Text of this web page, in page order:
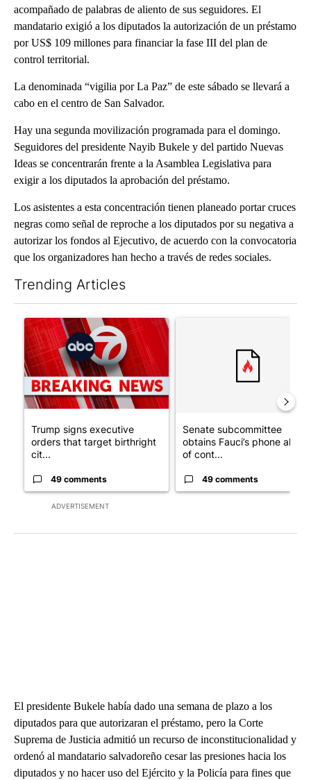
acompañado de palabras de aliento de sus seguidores. El
mandatario exigió a los diputados la autorización de un préstamo
por US$ 109 millones para financiar la fase III del plan de
control territorial.
La denominada “vigilia por La Paz” de este sábado se llevará a
cabo en el centro de San Salvador.
Hay una segunda movilización programada para el domingo.
Seguidores del presidente Nayib Bukele y del partido Nuevas
Ideas se concentrarán frente a la Asamblea Legislativa para
exigir a los diputados la aprobación del préstamo.
Los asistentes a esta concentración tienen planeado portar cruces
negras como señal de reproche a los diputados por su negativa a
autorizar los fondos al Ejecutivo, de acuerdo con la convocatoria
que los organizadores han hecho a través de redes sociales.
Trending Articles
ADVERTISEMENT
A trending article titled "Trump signs executive orders that
Trump signs executive
orders that target birthright
cit...
49 comments
Senate subcommittee
obtains Fauci’s phone ahead
of cont...
49 comments
El presidente Bukele había dado una semana de plazo a los
diputados para que autorizaran el préstamo, pero la Corte
Suprema de Justicia admitió un recurso de inconstitucionalidad y
ordenó al mandatario salvadoreño cesar las presiones hacia los
diputados y no hacer uso del Ejército y la Policía para fines que